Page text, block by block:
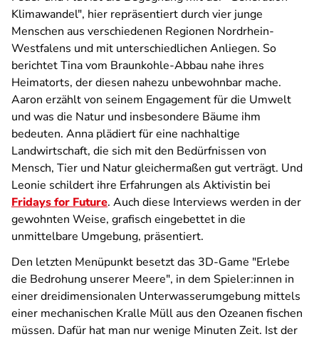
Klimawandel", hier repräsentiert durch vier junge
Menschen aus verschiedenen Regionen Nordrhein-
Westfalens und mit unterschiedlichen Anliegen. So
berichtet Tina vom Braunkohle-Abbau nahe ihres
Heimatorts, der diesen nahezu unbewohnbar mache.
Aaron erzählt von seinem Engagement für die Umwelt
und was die Natur und insbesondere Bäume ihm
bedeuten. Anna plädiert für eine nachhaltige
Landwirtschaft, die sich mit den Bedürfnissen von
Mensch, Tier und Natur gleichermaßen gut verträgt. Und
Leonie schildert ihre Erfahrungen als Aktivistin bei
Fridays for Future. Auch diese Interviews werden in der
gewohnten Weise, grafisch eingebettet in die
unmittelbare Umgebung, präsentiert.
Den letzten Menüpunkt besetzt das 3D-Game "Erlebe
die Bedrohung unserer Meere", in dem Spieler:innen in
einer dreidimensionalen Unterwasserumgebung mittels
einer mechanischen Kralle Müll aus den Ozeanen fischen
müssen. Dafür hat man nur wenige Minuten Zeit. Ist der